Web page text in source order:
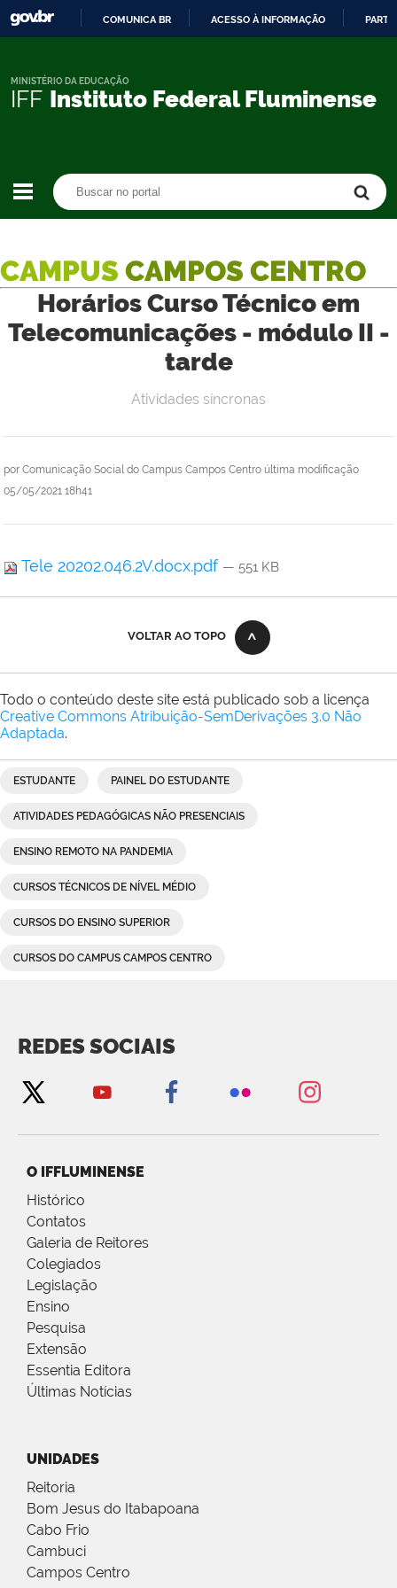
CONTEÚDO
COMUNICA BR ACESSO À INFORMAÇÃO
IFF Instituto Federal Fluminense
MINISTÉRIO DA EDUCAÇÃO
CAMPUS CAMPOS CENTRO
Horários Curso Técnico em
Telecomunicações - módulo II -
tarde
por Comunicação Social do Campus Campos Centro última modificação
05/05/2021 18h41
Atividades síncronas
Tele 20202.046.2V.docx.pdf — 551 KB
VOLTAR AO TOPO
Todo o conteúdo deste site está publicado sob a licença
Creative Commons Atribuição-SemDerivações 3.0 Não
Adaptada.
ESTUDANTE PAINEL DO ESTUDANTE
ATIVIDADES PEDAGÓGICAS NÃO PRESENCIAIS
ENSINO REMOTO NA PANDEMIA
CURSOS TÉCNICOS DE NÍVEL MÉDIO
CURSOS DO ENSINO SUPERIOR
CURSOS DO CAMPUS CAMPOS CENTRO
REDES SOCIAIS
O IFFLUMINENSE
Histórico
Contatos
Galeria de Reitores
Colegiados
Legislação
Ensino
Pesquisa
Extensão
Essentia Editora
Últimas Notícias
UNIDADES
Reitoria
Bom Jesus do Itabapoana
Cabo Frio
Cambuci
Campos Centro